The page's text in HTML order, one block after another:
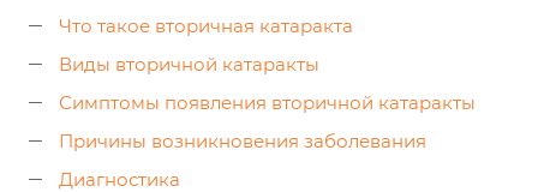
Что такое вторичная катаракта
Виды вторичной катаракты
Симптомы появления вторичной катаракты
Причины возникновения заболевания
Диагностика